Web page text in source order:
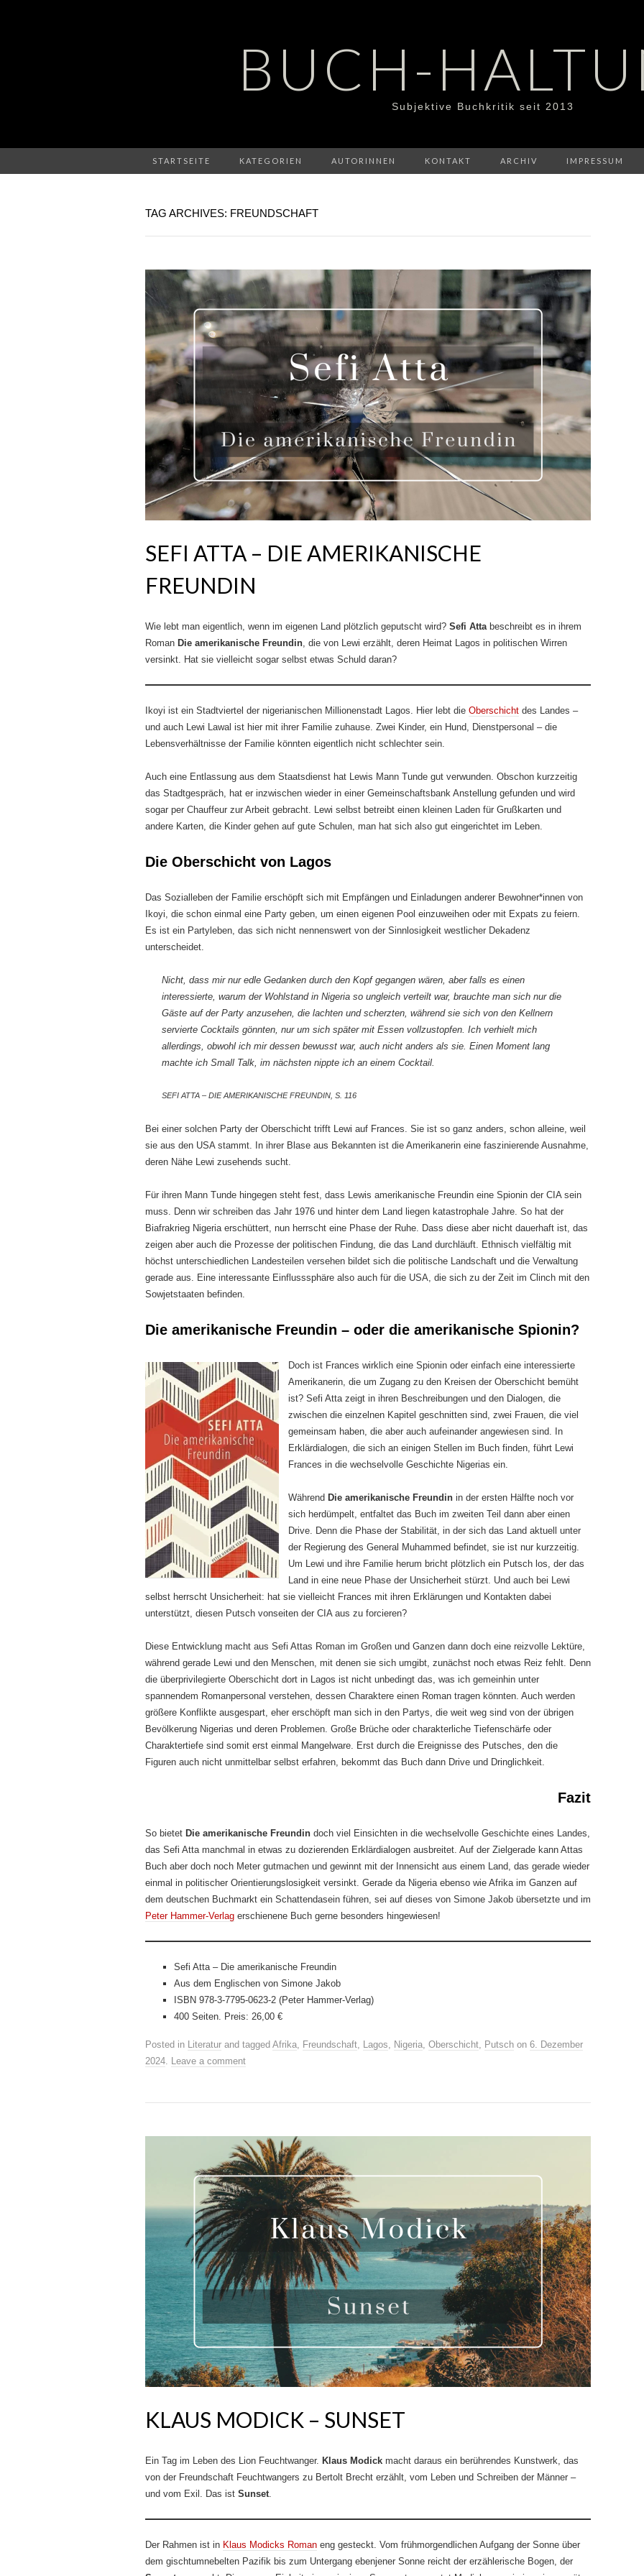
BUCH-
Subjektive Buchkritik seit 2013
STARTSEITE KATEGORIEN AUTORINNEN KONTAKT ARCHIV IMPRESSUM
TAG ARCHIVES: FREUNDSCHAFT
SEFI ATTA – DIE AMERIKANISCHE
FREUNDIN
Wie lebt man eigentlich, wenn im eigenen Land plötzlich geputscht wird? Sefi Attabeschreibt es in ihrem
Roman Die amerikanische Freundin, die von Lewi erzählt, deren Heimat Lagos in politischen Wirren
versinkt. Hat sie vielleicht sogar selbst etwas Schuld daran?
Ikoyi ist ein Stadtviertel der nigerianischen Millionenstadt Lagos. Hier lebt die Oberschicht des Landes –
und auch Lewi Lawal ist hier mit ihrer Familie zuhause. Zwei Kinder, ein Hund, Dienstpersonal – die
Lebensverhältnisse der Familie könnten eigentlich nicht schlechter sein.
Auch eine Entlassung aus dem Staatsdienst hat Lewis Mann Tunde gut verwunden. Obschon kurzzeitig
das Stadtgespräch, hat er inzwischen wieder in einer Gemeinschaftsbank Anstellung gefunden und wird
sogar per Chauffeur zur Arbeit gebracht. Lewi selbst betreibt einen kleinen Laden für Grußkarten und
andere Karten, die Kinder gehen auf gute Schulen, man hat sich also gut eingerichtet im Leben.
Die Oberschicht von Lagos
Das Sozialleben der Familie erschöpft sich mit Empfängen und Einladungen anderer Bewohner*innen von
Ikoyi, die schon einmal eine Party geben, um einen eigenen Pool einzuweihen oder mit Expats zu feiern.
Es ist ein Partyleben, das sich nicht nennenswert von der Sinnlosigkeit westlicher Dekadenz
unterscheidet.
Nicht, dass mir nur edle Gedanken durch den Kopf gegangen wären, aber falls es einen
interessierte, warum der Wohlstand in Nigeria so ungleich verteilt war, brauchte man sich nur die
Gäste auf der Party anzusehen, die lachten und scherzten, während sie sich von den Kellnern
servierte Cocktails gönnten, nur um sich später mit Essen vollzustopfen. Ich verhielt mich
allerdings, obwohl ich mir dessen bewusst war, auch nicht anders als sie. Einen Moment lang
machte ich Small Talk, im nächsten nippte ich an einem Cocktail.
SEFI ATTA – DIE AMERIKANISCHE FREUNDIN, S. 116
Bei einer solchen Party der Oberschicht trifft Lewi auf Frances. Sie ist so ganz anders, schon alleine, weil
sie aus den USA stammt. In ihrer Blase aus Bekannten ist die Amerikanerin eine faszinierende Ausnahme,
deren Nähe Lewi zusehends sucht.
Für ihren Mann Tunde hingegen steht fest, dass Lewis amerikanische Freundin eine Spionin der CIA sein
muss. Denn wir schreiben das Jahr 1976 und hinter dem Land liegen katastrophale Jahre. So hat der
Biafrakrieg Nigeria erschüttert, nun herrscht eine Phase der Ruhe. Dass diese aber nicht dauerhaft ist, das
zeigen aber auch die Prozesse der politischen Findung, die das Land durchläuft. Ethnisch vielfältig mit
höchst unterschiedlichen Landesteilen versehen bildet sich die politische Landschaft und die Verwaltung
gerade aus. Eine interessante Einflusssphäre also auch für die USA, die sich zu der Zeit im Clinch mit den
Sowjetstaaten befinden.
Die amerikanische Freundin – oder die amerikanische Spionin?
Doch ist Frances wirklich eine Spionin oder einfach eine interessierte
Amerikanerin, die um Zugang zu den Kreisen der Oberschicht bemüht
ist? Sefi Atta zeigt in ihren Beschreibungen und den Dialogen, die
zwischen die einzelnen Kapitel geschnitten sind, zwei Frauen, die viel
gemeinsam haben, die aber auch aufeinander angewiesen sind. In
Erklärdialogen, die sich an einigen Stellen im Buch finden, führt Lewi
Frances in die wechselvolle Geschichte Nigerias ein.
Während Die amerikanische Freundin in der ersten Hälfte noch vor
sich herdümpelt, entfaltet das Buch im zweiten Teil dann aber einen
Drive. Denn die Phase der Stabilität, in der sich das Land aktuell unter
der Regierung des General Muhammed befindet, sie ist nur kurzzeitig.
Um Lewi und ihre Familie herum bricht plötzlich ein Putsch los, der das
Land in eine neue Phase der Unsicherheit stürzt. Und auch bei Lewi
selbst herrscht Unsicherheit: hat sie vielleicht Frances mit ihren Erklärungen und Kontakten dabei
unterstützt, diesen Putsch vonseiten der CIA aus zu forcieren?
Diese Entwicklung macht aus Sefi Attas Roman im Großen und Ganzen dann doch eine reizvolle Lektüre,
während gerade Lewi und den Menschen, mit denen sie sich umgibt, zunächst noch etwas Reiz fehlt. Denn
die überprivilegierte Oberschicht dort in Lagos ist nicht unbedingt das, was ich gemeinhin unter
spannendem Romanpersonal verstehen, dessen Charaktere einen Roman tragen könnten. Auch werden
größere Konflikte ausgespart, eher erschöpft man sich in den Partys, die weit weg sind von der übrigen
Bevölkerung Nigerias und deren Problemen. Große Brüche oder charakterliche Tiefenschärfe oder
Charaktertiefe sind somit erst einmal Mangelware. Erst durch die Ereignisse des Putsches, den die
Figuren auch nicht unmittelbar selbst erfahren, bekommt das Buch dann Drive und Dringlichkeit.
Fazit
So bietet Die amerikanische Freundin doch viel Einsichten in die wechselvolle Geschichte eines Landes,
das Sefi Atta manchmal in etwas zu dozierenden Erklärdialogen ausbreitet. Auf der Zielgerade kann Attas
Buch aber doch noch Meter gutmachen und gewinnt mit der Innensicht aus einem Land, das gerade wieder
einmal in politischer Orientierungslosigkeit versinkt. Gerade da Nigeria ebenso wie Afrika im Ganzen auf
dem deutschen Buchmarkt ein Schattendasein führen, sei auf dieses von Simone Jakob übersetzte und im
Peter Hammer-Verlag erschienene Buch gerne besonders hingewiesen!
Sefi Atta – Die amerikanische Freundin
Aus dem Englischen von Simone Jakob
ISBN 978-3-7795-0623-2 (Peter Hammer-Verlag)
400 Seiten. Preis: 26,00 €
Posted in Literatur and tagged Afrika, Freundschaft, Lagos, Nigeria, Oberschicht, Putsch on 6. Dezember
2024. Leave a comment
KLAUS MODICK – SUNSET
Ein Tag im Leben des Lion Feuchtwanger. Klaus Modick macht daraus ein berührendes Kunstwerk, das
von der Freundschaft Feuchtwangers zu Bertolt Brecht erzählt, vom Leben und Schreiben der Männer –
und vom Exil. Das ist Sunset.
Der Rahmen ist in Klaus Modicks Roman eng gesteckt. Vom frühmorgendlichen Aufgang der Sonne über
dem gischtumnebelten Pazifik bis zum Untergang ebenjener Sonne reicht der erzählerische Bogen, der